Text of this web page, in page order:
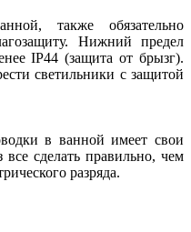
также обязательно
Нижний предел
IP44 (защита от брызг).
светильники с защитой
в ванной имеет свои
сделать правильно, чем
разряда.